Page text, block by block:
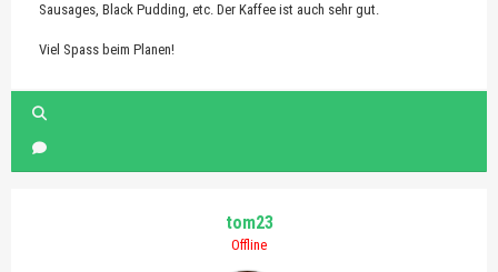
Sausages, Black Pudding, etc. Der Kaffee ist auch sehr gut.
Viel Spass beim Planen!
tom23
Offline